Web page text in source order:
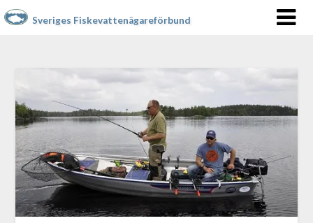
Sveriges Fiskevattenägareförbund